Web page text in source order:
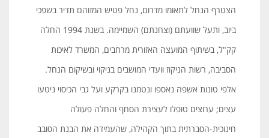
הצטרף הנחל לתאומו מדרום, נחל פטיש המזוהם תדיר בשפכי
ביוב, ותעל שוועתם (וצחנתם) השמיימה. בשנת 1994 החלה
קק"ל, בשיתוף המועצה האזורית מרחבים, המשרד לאיכות
הסביבה, רשות הניקוז וּועדי המושבים בניקוי ובשיקום הנחל.
אלפי טונות אשפה נאספו ונטמנו בקרקע ועל גבי הכיסוי ניטעו
עצים; ערוצים טופלו לעצירת הסחף והחלה פעולה
חינוכית-הסברתית בתוך הקהילה, שהעמידה את הבנת הסובב